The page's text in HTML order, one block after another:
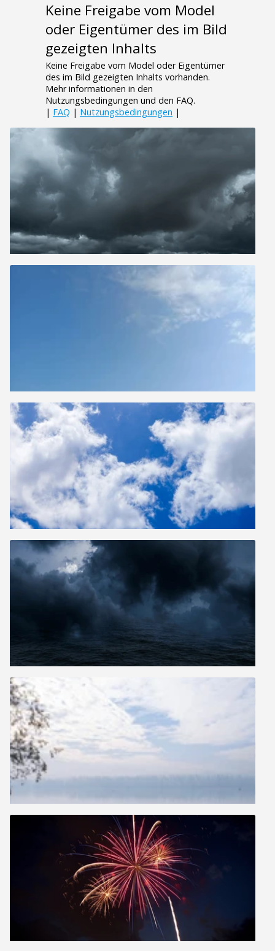
Keine Freigabe vom Model
oder Eigentümer des im Bild
gezeigten Inhalts
Keine Freigabe vom Model oder Eigentümer
des im Bild gezeigten Inhalts vorhanden.
Mehr informationen in den
Nutzungsbedingungen und den FAQ.
| FAQ | Nutzungsbedingungen |